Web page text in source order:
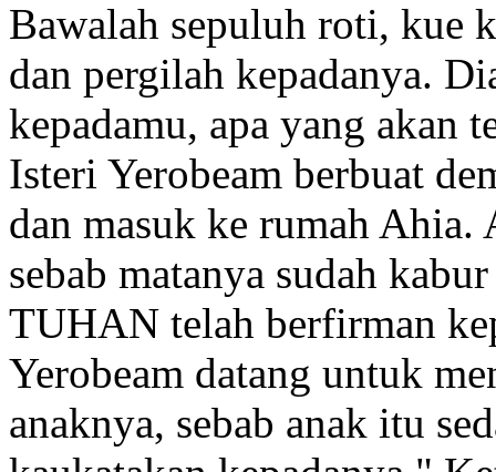
Bawalah sepuluh roti, kue
dan pergilah kepadanya.
kepadamu, apa yang akan
Isteri Yerobeam berbuat
dan masuk ke rumah
sebab matanya sudah
TUHAN telah berfirman
Yerobeam datang untuk
anaknya, sebab anak itu